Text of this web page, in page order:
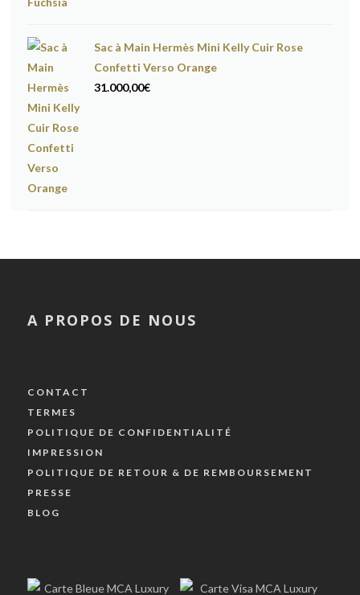
Sac à Main Hermès Mini Kelly Cuir Rose
Confetti Verso Orange
31.000,00€
A PROPOS DE NOUS
CONTACT
TERMES
POLITIQUE DE CONFIDENTIALITÉ
IMPRESSION
POLITIQUE DE RETOUR & DE REMBOURSEMENT
PRESSE
BLOG